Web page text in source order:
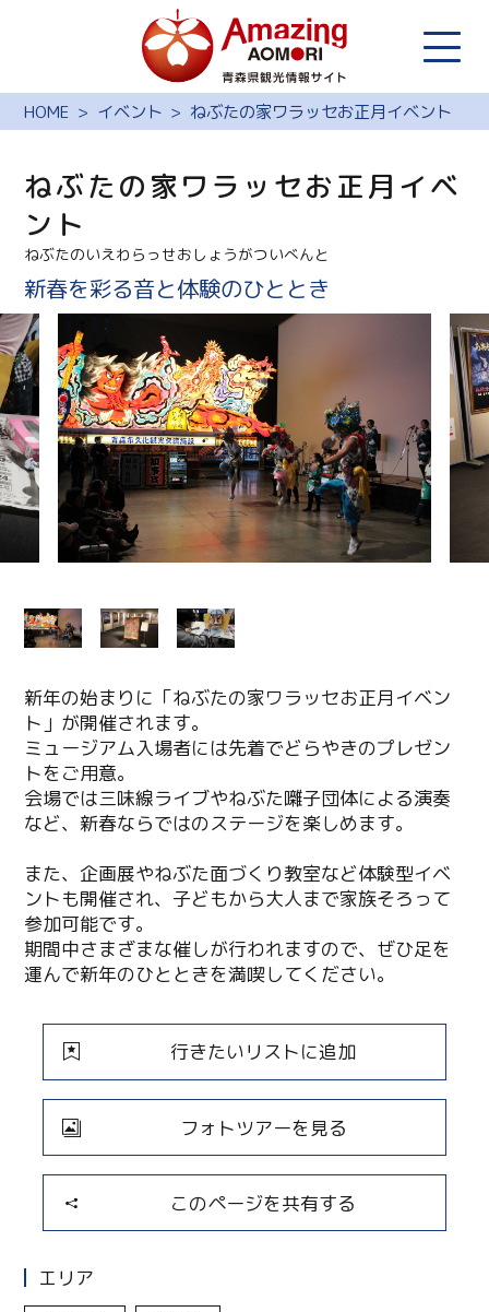
HOME イベント ねぶたの家ワラッセお正月イベント
ねぶたの家ワラッセお正月イベ
ント
ねぶたのいえわらっせおしょうがついべんと
新春を彩る音と体験のひととき
新年の始まりに「ねぶたの家ワラッセお正月イベン
ト」が開催されます。
ミュージアム入場者には先着でどらやきのプレゼン
トをご用意。
会場では三味線ライブやねぶた囃子団体による演奏
など、新春ならではのステージを楽しめます。
また、企画展やねぶた面づくり教室など体験型イベ
ントも開催され、子どもから大人まで家族そろって
参加可能です。
期間中さまざまな催しが行われますので、ぜひ足を
運んで新年のひとときを満喫してください。
行きたいリストに追加
フォトツアーを見る
このページを共有する
エリア